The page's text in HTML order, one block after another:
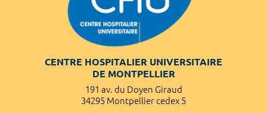
CENTRE HOSPITALIER UNIVERSITAIRE
DE MONTPELLIER
191 av. du Doyen Giraud
34295 Montpellier cedex 5